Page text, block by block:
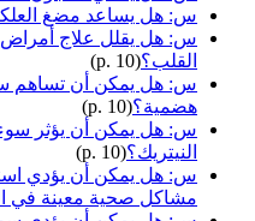
س: هل يساعد مضغ
س: هل يقلل علاج أمراض
القلب؟(p. 10)
س: هل يمكن أن تساهم
هضمية؟(p. 10)
س: هل يمكن أن يؤثر سوء
النيتريك؟(p. 10)
س: هل يمكن أن يؤدي
مشاكل صحية معينة في